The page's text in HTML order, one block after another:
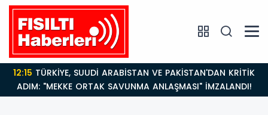
12:15
ADIM: "MEKKE ORTAK SAVUNMA ANLAŞMASI" İMZALANDI!